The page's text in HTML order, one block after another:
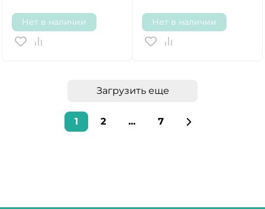
Нет в наличии Нет в наличии
Загрузить еще
1 2 ... 7